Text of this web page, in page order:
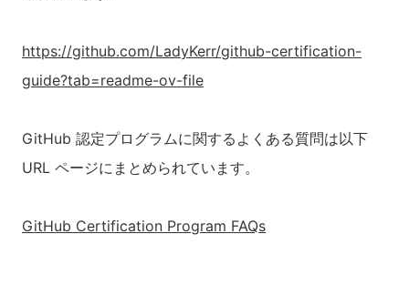
https://github.com/LadyKerr/github-certification-
guide?tab=readme-ov-file
GitHub 認定プログラムに関するよくある質問は以下
URL ページにまとめられています。
GitHub Certification Program FAQs